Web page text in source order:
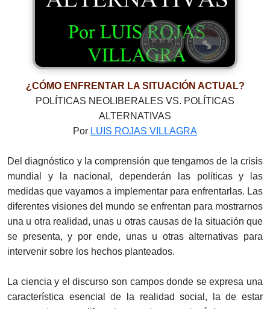
¿CÓMO ENFRENTAR LA SITUACIÓN ACTUAL?
POLÍTICAS NEOLIBERALES VS. POLÍTICAS
ALTERNATIVAS
Por LUIS ROJAS VILLAGRA
Del diagnóstico y la comprensión que tengamos de la crisis
mundial y la nacional, dependerán las políticas y las
medidas que vayamos a implementar para enfrentarlas. Las
diferentes visiones del mundo se enfrentan para mostrarnos
una u otra realidad, unas u otras causas de la situación que
se presenta, y por ende, unas u otras alternativas para
intervenir sobre los hechos planteados.
La ciencia y el discurso son campos donde se expresa una
característica esencial de la realidad social, la de estar